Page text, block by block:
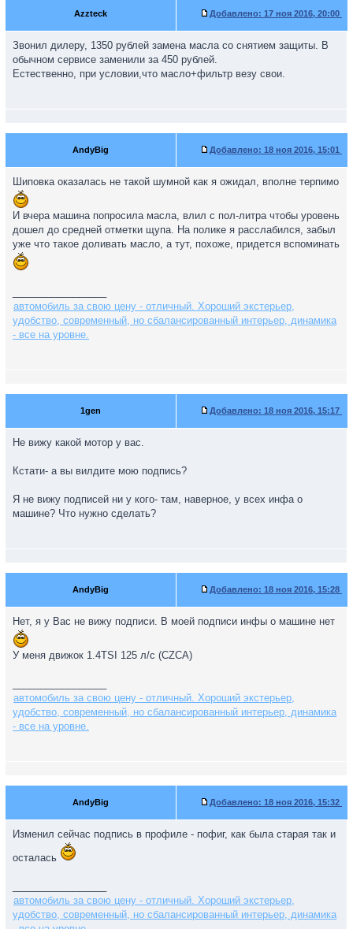
Azzteck Добавлено: 17 ноя 2016, 20:00
Звонил дилеру, 1350 рублей замена масла со снятием защиты. В
обычном сервисе заменили за 450 рублей.
Естественно, при условии,что масло+фильтр везу свои.
AndyBig Добавлено: 18 ноя 2016, 15:01
Шиповка оказалась не такой шумной как я ожидал, вполне терпимо
И вчера машина попросила масла, влил с пол-литра чтобы уровень
дошел до средней отметки щупа. На полике я расслабился, забыл
уже что такое доливать масло, а тут, похоже, придется вспоминать
автомобиль за свою цену - отличный. Хороший экстерьер,
удобство, современный, но сбалансированный интерьер, динамика
- все на уровне.
1gen Добавлено: 18 ноя 2016, 15:17
Не вижу какой мотор у вас.
Кстати- а вы вилдите мою подпись?
Я не вижу подписей ни у кого- там, наверное, у всех инфа о
машине? Что нужно сделать?
AndyBig Добавлено: 18 ноя 2016, 15:28
Нет, я у Вас не вижу подписи. В моей подписи инфы о машине нет
У меня движок 1.4TSI 125 л/с (CZCA)
автомобиль за свою цену - отличный. Хороший экстерьер,
удобство, современный, но сбалансированный интерьер, динамика
- все на уровне.
AndyBig Добавлено: 18 ноя 2016, 15:32
Изменил сейчас подпись в профиле - пофиг, как была старая так и
осталась
автомобиль за свою цену - отличный. Хороший экстерьер,
удобство, современный, но сбалансированный интерьер, динамика